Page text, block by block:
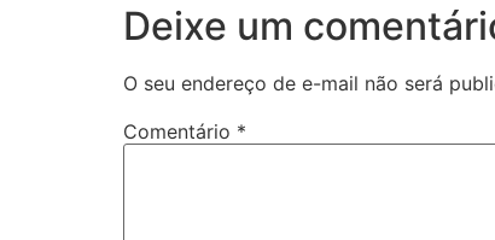
Deixe um
O seu endereço de e-mail não será
Comentário *